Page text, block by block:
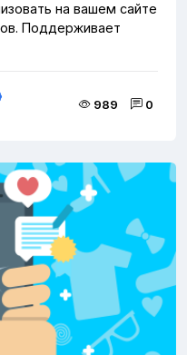
на вашем сайте
Поддерживает
989 0